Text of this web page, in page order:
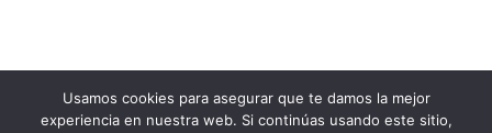
Grupo Consolidados de Electricos © 2025
Usamos cookies para asegurar que te damos la mejor
experiencia en nuestra web. Si continúas usando este sitio,